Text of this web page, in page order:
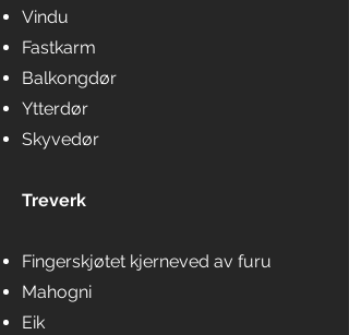
Vindu
Fastkarm
Balkongdør
Ytterdør
Skyvedør
Treverk
Fingerskjøtet kjerneved av furu
Mahogni
Eik